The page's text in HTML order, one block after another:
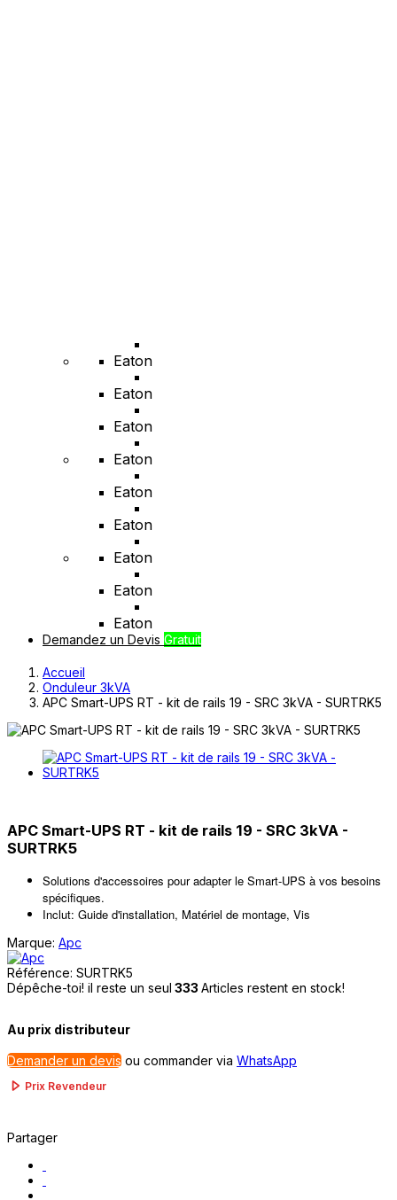
Eaton
Eaton
Eaton
Eaton
Eaton
Eaton
Eaton
Eaton
Eaton
Demandez un Devis Gratuit
Accueil
Onduleur 3kVA
APC Smart-UPS RT - kit de rails 19 - SRC 3kVA - SURTRK5
APC Smart-UPS RT - kit de rails 19 - SRC 3kVA -
SURTRK5
Solutions d'accessoires pour adapter le Smart-UPS à vos besoins
spécifiques.
Inclut: Guide d'installation, Matériel de montage, Vis
Marque: Apc
Référence: SURTRK5
Dépêche-toi! il reste un seul 333 Articles restent en stock!
Au prix distributeur
Demander un devis ou commander via WhatsApp
Prix Revendeur
Partager